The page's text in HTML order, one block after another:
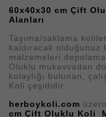
60x40x30 cm Çift
Alanları
Taşıma/saklama
kaldıracak
malzemeleri
Oluklu mukavvadan
kolaylığı bulunan,
Koli çeşididir.
herboykoli.com
cm Çift Oluklu Koli